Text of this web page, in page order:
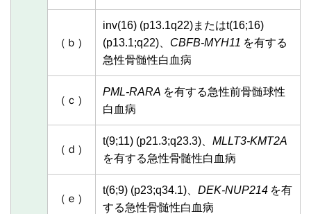
（ｂ）
inv(16) (p13.1q22)またはt(16;16)
(p13.1;q22)、 CBFB-MYH11 を有する
急性骨髄性白血病
（ｃ）
PML-RARA を有する急性前骨髄球性
白血病
（ｄ）
t(9;11) (p21.3;q23.3)、 MLLT3-KMT2A
を有する急性骨髄性白血病
（ｅ）
t(6;9) (p23;q34.1)、 DEK-NUP214 を有
する急性骨髄性白血病